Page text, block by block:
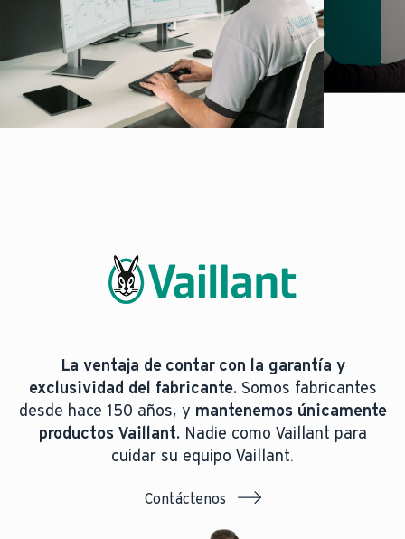
La ventaja de contar con la garantía y
exclusividad del fabricante.Somos fabricantes
desde hace 150 años, y mantenemos únicamente
productos Vaillant.Nadie como Vaillant para
cuidar su equipo Vaillant.
Contáctenos